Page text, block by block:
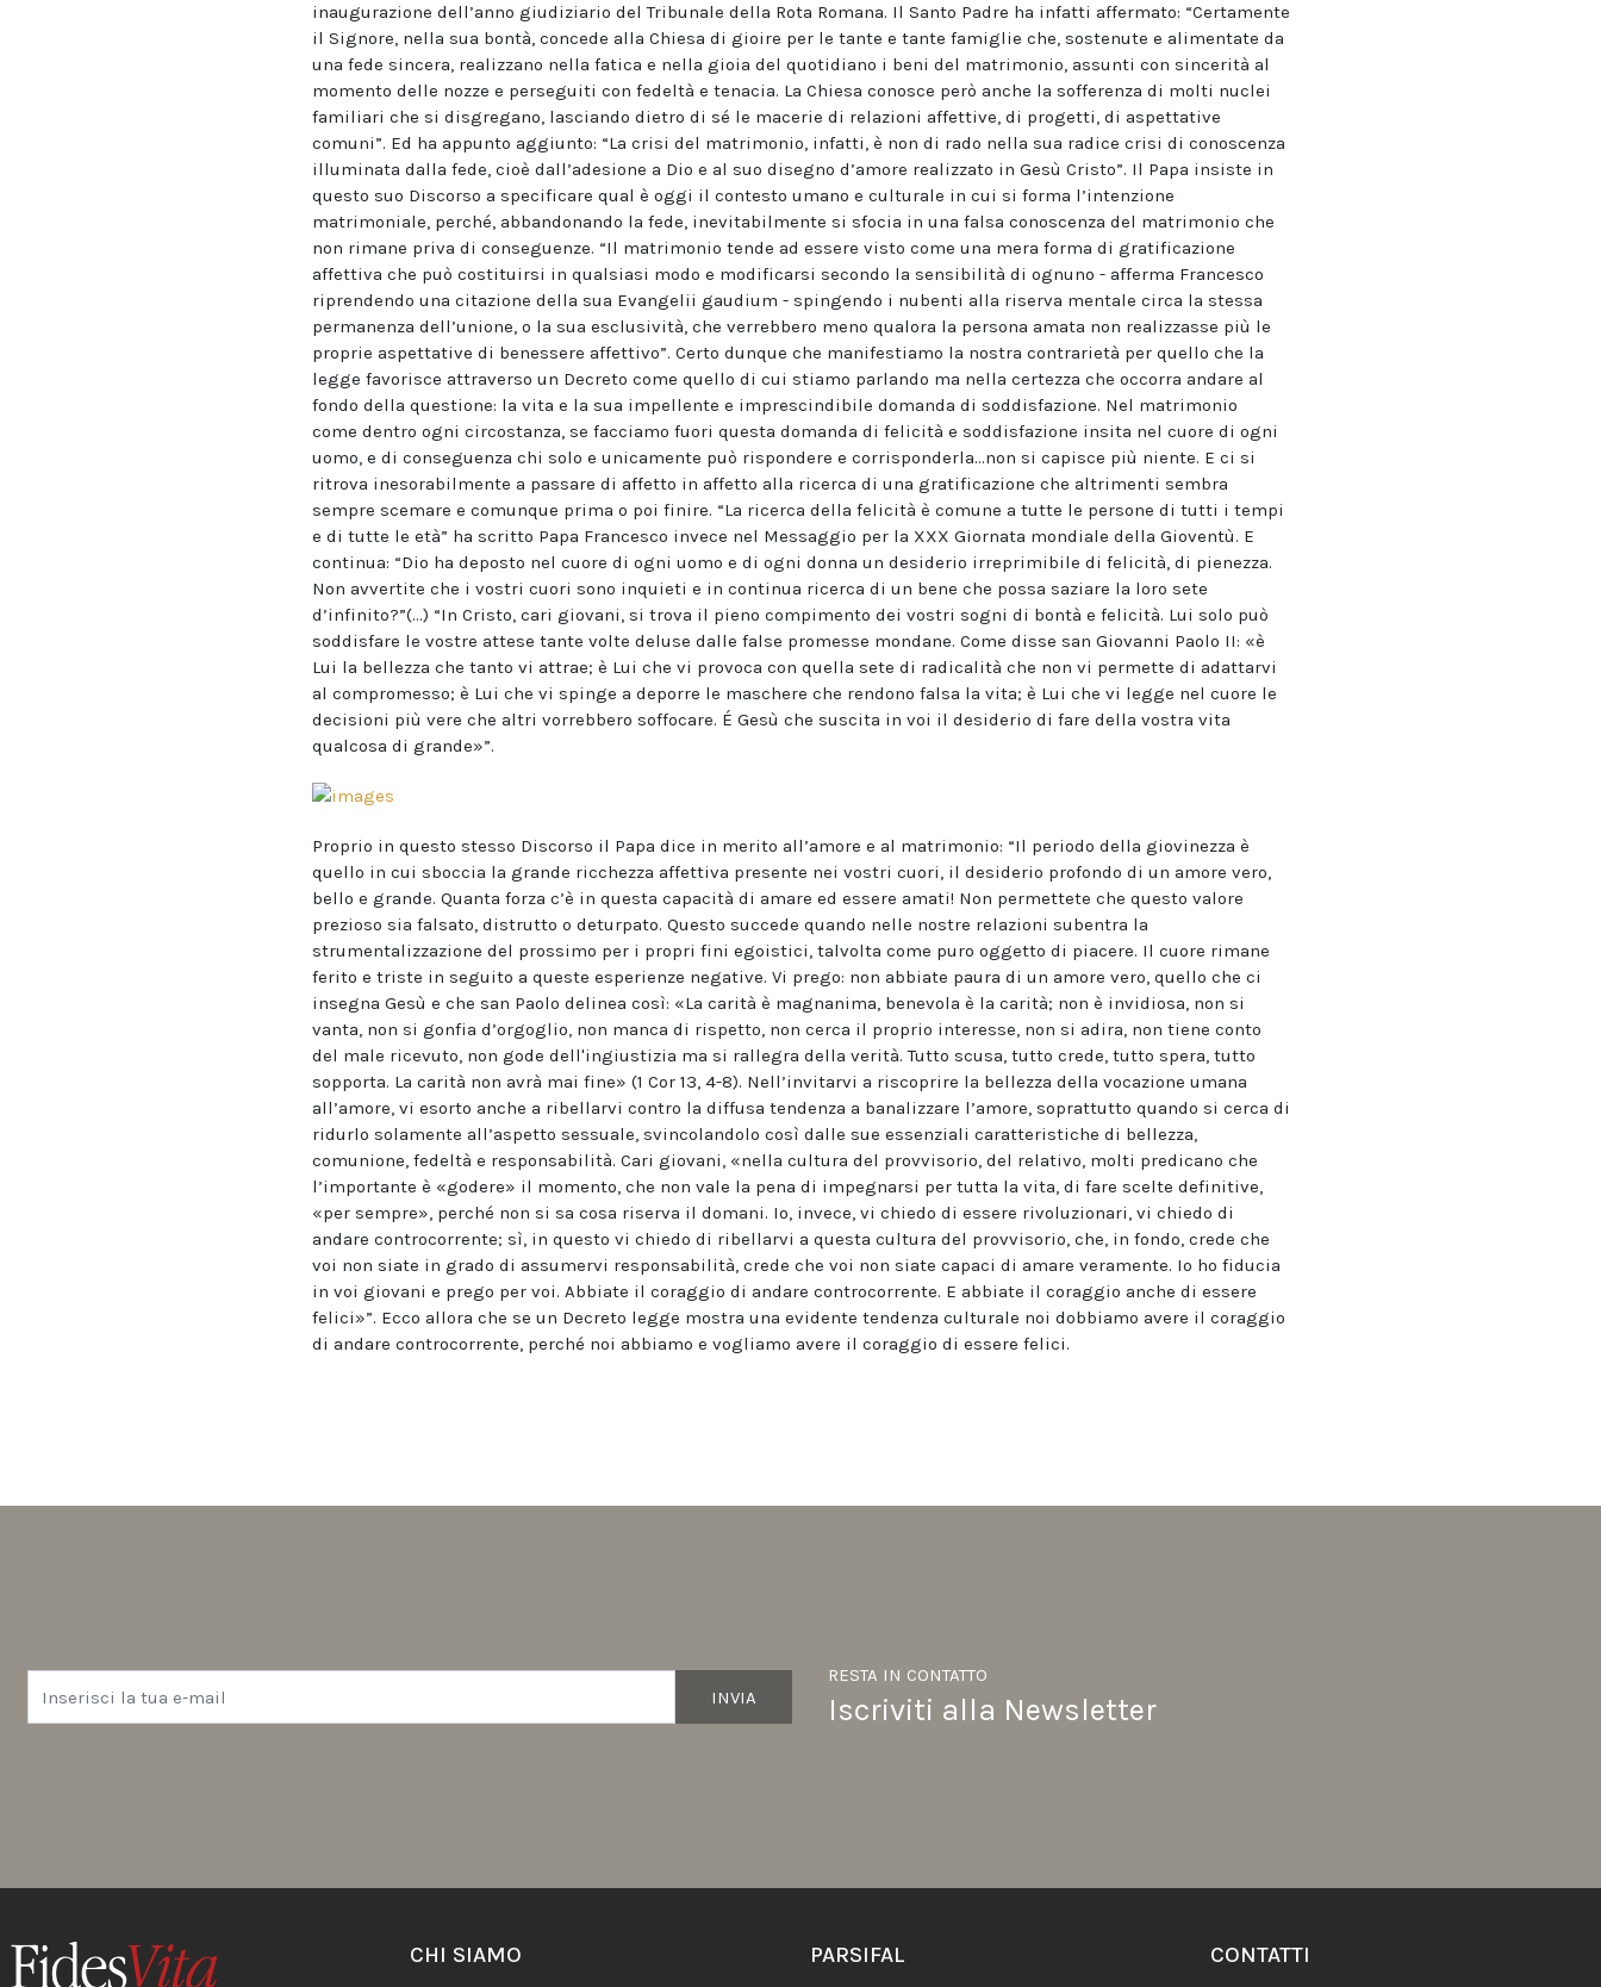
inaugurazione dell’anno giudiziario del Tribunale della Rota Romana. Il Santo Padre ha infatti affermato: “Certamente
il Signore, nella sua bontà, concede alla Chiesa di gioire per le tante e tante famiglie che, sostenute e alimentate da
una fede sincera, realizzano nella fatica e nella gioia del quotidiano i beni del matrimonio, assunti con sincerità al
momento delle nozze e perseguiti con fedeltà e tenacia. La Chiesa conosce però anche la sofferenza di molti nuclei
familiari che si disgregano, lasciando dietro di sé le macerie di relazioni affettive, di progetti, di aspettative
comuni”. Ed ha appunto aggiunto: “La crisi del matrimonio, infatti, è non di rado nella sua radice crisi di conoscenza
illuminata dalla fede, cioè dall’adesione a Dio e al suo disegno d’amore realizzato in Gesù Cristo”. Il Papa insiste in
questo suo Discorso a specificare qual è oggi il contesto umano e culturale in cui si forma l’intenzione
matrimoniale, perché, abbandonando la fede, inevitabilmente si sfocia in una falsa conoscenza del matrimonio che
non rimane priva di conseguenze. “Il matrimonio tende ad essere visto come una mera forma di gratificazione
affettiva che può costituirsi in qualsiasi modo e modificarsi secondo la sensibilità di ognuno - afferma Francesco
riprendendo una citazione della sua Evangelii gaudium - spingendo i nubenti alla riserva mentale circa la stessa
permanenza dell’unione, o la sua esclusività, che verrebbero meno qualora la persona amata non realizzasse più le
proprie aspettative di benessere affettivo”. Certo dunque che manifestiamo la nostra contrarietà per quello che la
legge favorisce attraverso un Decreto come quello di cui stiamo parlando ma nella certezza che occorra andare al
fondo della questione: la vita e la sua impellente e imprescindibile domanda di soddisfazione. Nel matrimonio
come dentro ogni circostanza, se facciamo fuori questa domanda di felicità e soddisfazione insita nel cuore di ogni
uomo, e di conseguenza chi solo e unicamente può rispondere e corrisponderla…non si capisce più niente. E ci si
ritrova inesorabilmente a passare di affetto in affetto alla ricerca di una gratificazione che altrimenti sembra
sempre scemare e comunque prima o poi finire. “La ricerca della felicità è comune a tutte le persone di tutti i tempi
e di tutte le età” ha scritto Papa Francesco invece nel Messaggio per la XXX Giornata mondiale della Gioventù. E
continua: “Dio ha deposto nel cuore di ogni uomo e di ogni donna un desiderio irreprimibile di felicità, di pienezza.
Non avvertite che i vostri cuori sono inquieti e in continua ricerca di un bene che possa saziare la loro sete
d’infinito?”(…) “In Cristo, cari giovani, si trova il pieno compimento dei vostri sogni di bontà e felicità. Lui solo può
soddisfare le vostre attese tante volte deluse dalle false promesse mondane. Come disse san Giovanni Paolo II: «è
Lui la bellezza che tanto vi attrae; è Lui che vi provoca con quella sete di radicalità che non vi permette di adattarvi
al compromesso; è Lui che vi spinge a deporre le maschere che rendono falsa la vita; è Lui che vi legge nel cuore le
decisioni più vere che altri vorrebbero soffocare. É Gesù che suscita in voi il desiderio di fare della vostra vita
qualcosa di grande»”.
Proprio in questo stesso Discorso il Papa dice in merito all’amore e al matrimonio: “Il periodo della giovinezza è
quello in cui sboccia la grande ricchezza affettiva presente nei vostri cuori, il desiderio profondo di un amore vero,
bello e grande. Quanta forza c’è in questa capacità di amare ed essere amati! Non permettete che questo valore
prezioso sia falsato, distrutto o deturpato. Questo succede quando nelle nostre relazioni subentra la
strumentalizzazione del prossimo per i propri fini egoistici, talvolta come puro oggetto di piacere. Il cuore rimane
ferito e triste in seguito a queste esperienze negative. Vi prego: non abbiate paura di un amore vero, quello che ci
insegna Gesù e che san Paolo delinea così: «La carità è magnanima, benevola è la carità; non è invidiosa, non si
vanta, non si gonfia d’orgoglio, non manca di rispetto, non cerca il proprio interesse, non si adira, non tiene conto
del male ricevuto, non gode dell'ingiustizia ma si rallegra della verità. Tutto scusa, tutto crede, tutto spera, tutto
sopporta. La carità non avrà mai fine» (1 Cor 13, 4-8). Nell’invitarvi a riscoprire la bellezza della vocazione umana
all’amore, vi esorto anche a ribellarvi contro la diffusa tendenza a banalizzare l’amore, soprattutto quando si cerca di
ridurlo solamente all’aspetto sessuale, svincolandolo così dalle sue essenziali caratteristiche di bellezza,
comunione, fedeltà e responsabilità. Cari giovani, «nella cultura del provvisorio, del relativo, molti predicano che
l’importante è «godere» il momento, che non vale la pena di impegnarsi per tutta la vita, di fare scelte definitive,
«per sempre», perché non si sa cosa riserva il domani. Io, invece, vi chiedo di essere rivoluzionari, vi chiedo di
andare controcorrente; sì, in questo vi chiedo di ribellarvi a questa cultura del provvisorio, che, in fondo, crede che
voi non siate in grado di assumervi responsabilità, crede che voi non siate capaci di amare veramente. Io ho fiducia
in voi giovani e prego per voi. Abbiate il coraggio di andare controcorrente. E abbiate il coraggio anche di essere
felici»”. Ecco allora che se un Decreto legge mostra una evidente tendenza culturale noi dobbiamo avere il coraggio
di andare controcorrente, perché noi abbiamo e vogliamo avere il coraggio di essere felici.
INVIA
RESTA IN CONTATTO
Iscriviti alla Newsletter
CHI SIAMO PARSIFAL CONTATTI